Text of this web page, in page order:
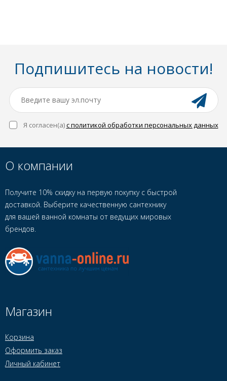
Подпишитесь на новости!
Я согласен(a)с политикой обработки персональных данных
О компании
Получите 10% скидку на первую покупку с быстрой
доставкой. Выберите качественную сантехнику
для вашей ванной комнаты от ведущих мировых
брендов.
Магазин
Корзина
Оформить заказ
Личный кабинет